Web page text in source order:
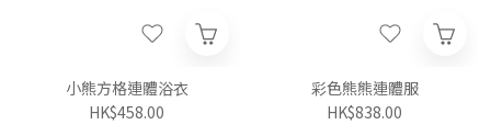
小熊方格連體浴衣
HK$458.00
彩色熊熊連體服
HK$838.00